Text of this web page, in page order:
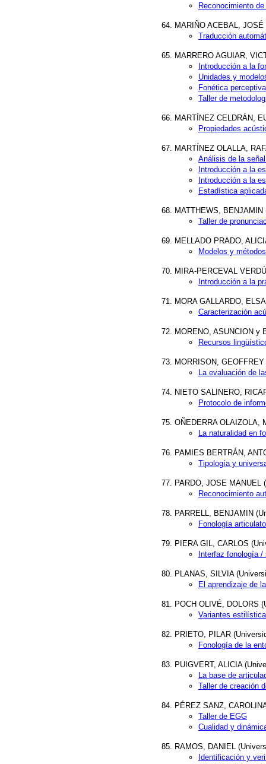
Reconocimiento
MARIÑO ACEBAL,
Traducción
MARRERO AGUIAR,
Introducción a la
Unidades y
Fonética
Taller de
MARTÍNEZ CELDRÁN,
Propiedades
MARTÍNEZ OLALLA,
Análisis de la
Introducción a la
Introducción a la
Estadística
MATTHEWS,
Taller de
MELLADO PRADO,
Modelos y
MIRA-PERCEVAL
Introducción a la
MORA GALLARDO,
Caracterización
MORENO, ASUNCION y
Recursos
MORRISON,
La evaluación de
NIETO SALINERO,
Protocolo de
OÑEDERRA OLAIZOLA,
La naturalidad en
PAMIES BERTRÁN,
Tipología y
PARDO, JOSE MANUEL
Reconocimiento
PARRELL, BENJAMIN
Fonología
PIERA GIL, CARLOS
Interfaz fonología
PLANAS, SILVIA
El aprendizaje de
POCH OLIVÉ, DOLORS
Variantes
PRIETO, PILAR
Fonología de la
PUIGVERT, ALICIA
La base de
Taller de creación
PÉREZ SANZ,
Taller de EGG
Cualidad y
RAMOS, DANIEL
Identificación y